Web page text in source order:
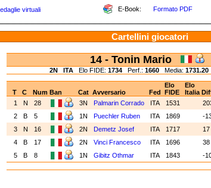
virtuali E-Book: Formato PDF
Cartellini giocatori
14 - Tonin Mario
2N ITA Elo FIDE: 1734 Perf.: 1660 Media: 1731.20
Elo Elo
T
C NumBan Cat Avversario Fed FIDE Italia
1
N 28 3N Palmarin Corrado ITA 1531
2
B 5 1N Puechler Ruben ITA 1869 -
3
N 16 2N Demetz Josef ITA 1717 17
4
B 17 2N Vinci Francesco ITA 1696 38
5
B 8 1N Gibitz Othmar ITA 1843 -